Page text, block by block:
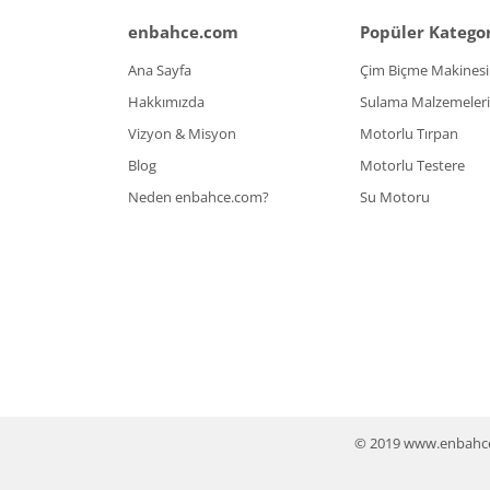
enbahce.com
Ana Sayfa
Hakkımızda
Vizyon & Misyon
Blog
Neden enbahce.com?
Popüler
Çim Biçme Makinesi
Sulama Malzemeleri
Motorlu Tırpan
Motorlu Testere
Su Motoru
© 2019